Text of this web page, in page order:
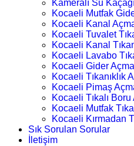
Kameralı Su
Kocaeli Mutfak
Kocaeli Kanal
Kocaeli Tuvalet
Kocaeli Kanal
Kocaeli Lavabo
Kocaeli Gider Açma
Kocaeli Tıkanıklık
Kocaeli Pimaş
Kocaeli Tıkalı Boru
Kocaeli Mutfak
Kocaeli Kırmadan
Sık Sorulan Sorular
İletişim